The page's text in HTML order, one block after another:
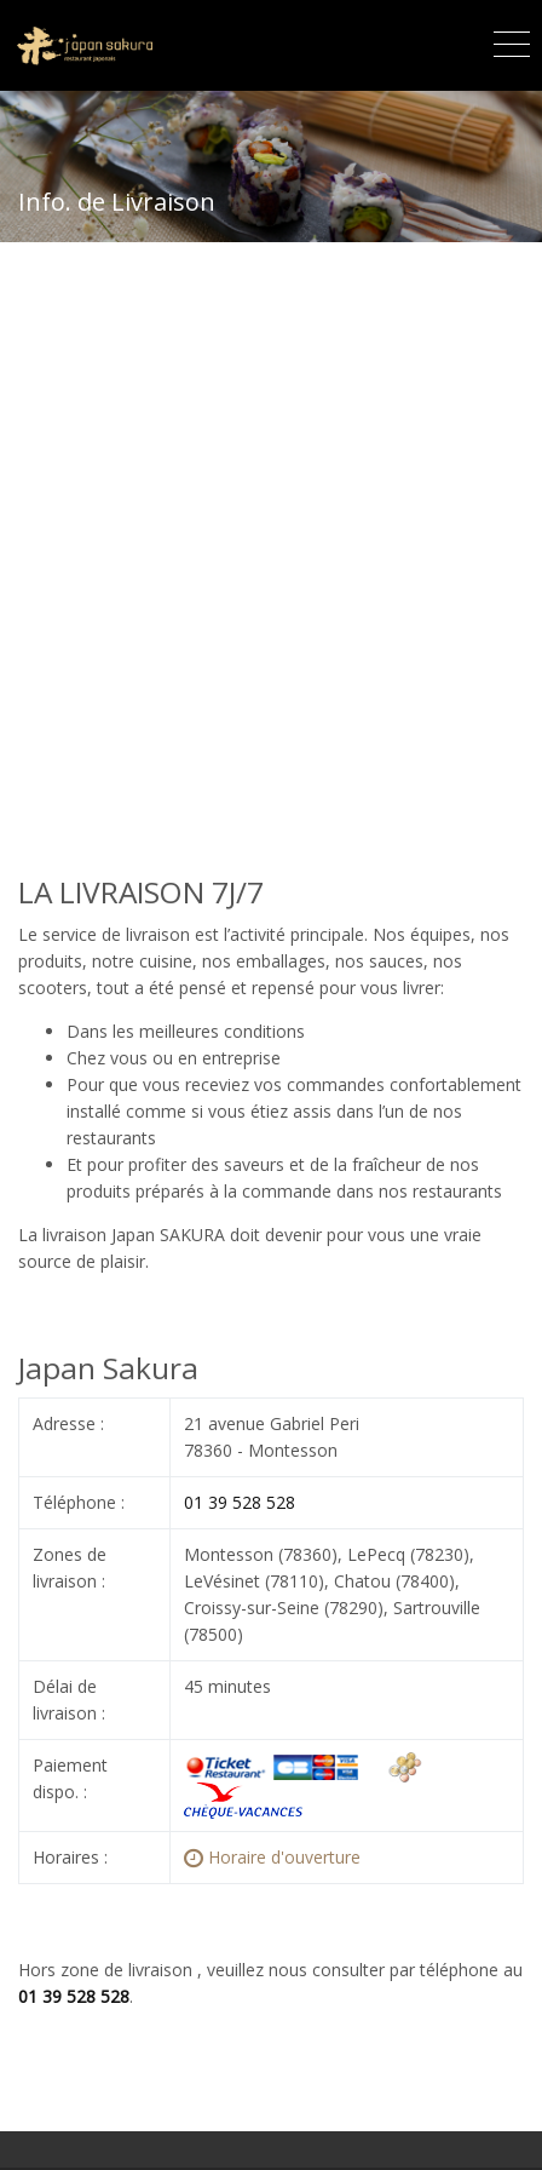
Info. de Livraison
LA LIVRAISON 7J/7
Le service de livraison est l’activité principale. Nos équipes, nos
produits, notre cuisine, nos emballages, nos sauces, nos
scooters, tout a été pensé et repensé pour vous livrer:
Dans les meilleures conditions
Chez vous ou en entreprise
Pour que vous receviez vos commandes confortablement
installé comme si vous étiez assis dans l’un de nos
restaurants
Et pour profiter des saveurs et de la fraîcheur de nos
produits préparés à la commande dans nos restaurants
La livraison Japan SAKURA doit devenir pour vous une vraie
source de plaisir.
Japan Sakura
Adresse :
21 avenue Gabriel Peri
78360 - Montesson
Téléphone : 01 39 528 528
Zones de
livraison :
Montesson (78360), LePecq (78230),
LeVésinet (78110), Chatou (78400),
Croissy-sur-Seine (78290), Sartrouville
(78500)
Délai de
livraison :
45 minutes
Paiement
dispo. :
Horaires : Horaire d'ouverture
Hors zone de livraison , veuillez nous consulter par téléphone au
01 39 528 528.